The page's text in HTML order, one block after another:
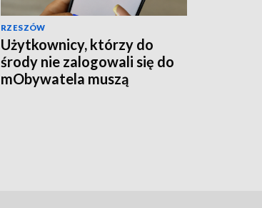
RZESZÓW
Użytkownicy, którzy do
środy nie zalogowali się do
mObywatela muszą